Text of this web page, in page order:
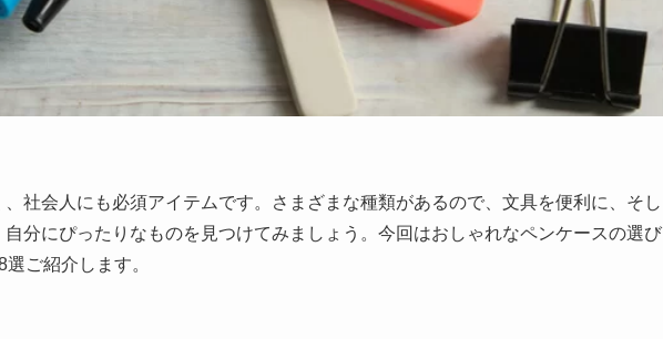
社会人にも必須アイテムです。さまざまな種類があるので、文具を便利に、そし
分にぴったりなものを見つけてみましょう。今回はおしゃれなペンケースの選び
ご紹介します。